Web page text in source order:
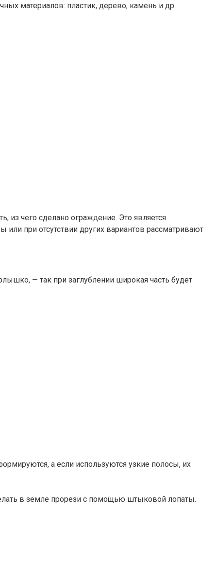
материалов: пластик, дерево, камень и др.
из чего сделано ограждение. Это является
или при отсутствии других вариантов рассматривают
— так при заглублении широкая часть будет
а если используются узкие полосы, их
в земле прорези с помощью штыковой лопаты.